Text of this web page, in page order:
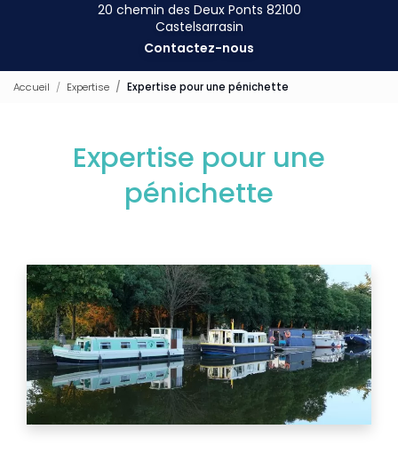
20 chemin des Deux Ponts 82100
Castelsarrasin
Contactez-nous
Accueil Expertise Expertise pour une pénichette
Expertise pour une
pénichette